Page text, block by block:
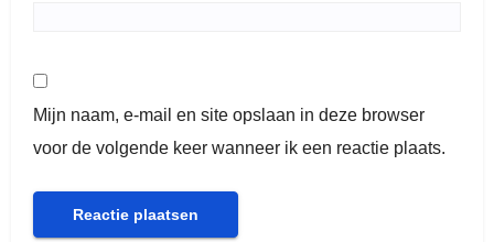
Mijn naam, e-mail en site opslaan in deze browser
voor de volgende keer wanneer ik een reactie plaats.